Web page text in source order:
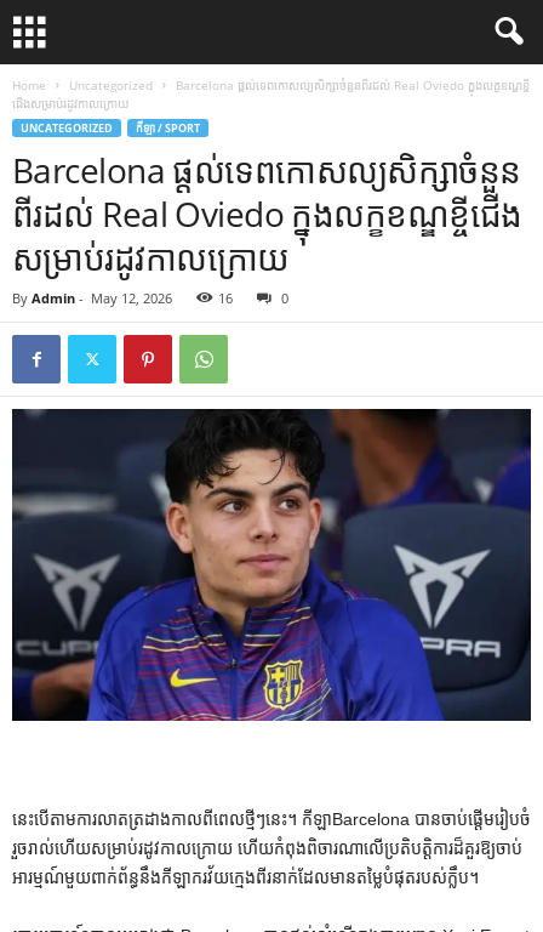
Home Uncategorized
Barcelona ផ្តល់​ទេពកោសល្យ​សិក្សា​ចំនួន​ពីរ​ដល់​ Real Oviedo ក្នុង​លក្ខខណ្ឌ​ខ្ចី​
ជើង​សម្រាប់​រដូវ​កាល​ក្រោយ
UNCATEGORIZED កីឡា / SPORT
Barcelona ផ្តល់​ទេពកោសល្យ​សិក្សា​ចំនួន​
ពីរ​ដល់​ Real Oviedo ក្នុង​លក្ខខណ្ឌ​ខ្ចី​ជើង​
សម្រាប់​រដូវ​កាល​ក្រោយ
By Admin - May 12, 2026 16 0
នេះ​បើ​តាម​ការ​លាត​ត្រដាង​កាល​ពី​ពេល​ថ្មីៗ​នេះ។ កីឡាBarcelona បានចាប់ផ្តើមរៀបចំ
រួចរាល់ហើយសម្រាប់រដូវកាលក្រោយ ហើយកំពុងពិចារណាលើប្រតិបត្តិការដ៏គួរឱ្យចាប់
អារម្មណ៍មួយពាក់ព័ន្ធនឹងកីឡាករវ័យក្មេងពីរនាក់ដែលមានតម្លៃបំផុតរបស់ក្លឹប។